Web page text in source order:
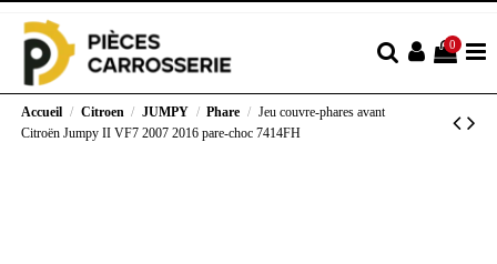
0
Accueil Citroen JUMPY Phare
Jeu couvre-phares avant
Citroën Jumpy II VF7 2007 2016 pare-choc 7414FH